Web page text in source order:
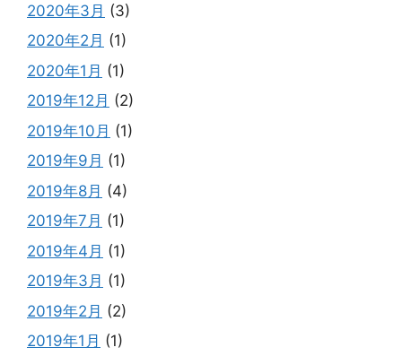
2020年3月 (3)
2020年2月 (1)
2020年1月 (1)
2019年12月 (2)
2019年10月 (1)
2019年9月 (1)
2019年8月 (4)
2019年7月 (1)
2019年4月 (1)
2019年3月 (1)
2019年2月 (2)
2019年1月 (1)